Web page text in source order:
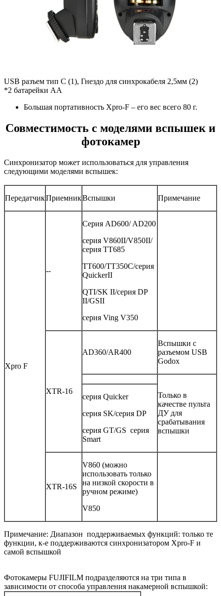
USB разъем тип C (1), Гнездо для синхрокабеля 2,5мм (2)
*2 батарейки АА
Большая портативность Xpro-F – его вес всего 80 г.
Совместимость с моделями вспышек и
фотокамер
Синхронизатор может использоваться для управления
следующими моделями вспышек:
ПередатчикПриемникВспышки Примечание
Xpro F
--
Серия AD600/ AD200
серия V860II/V850II/
серия TT685
TT600/TT350C/серия
QuickerII
QTI/SK II/серия DP
II/GSII
серия Ving V350
XTR-16
AD360/AR400
Вспышки с
разъемом USB
Godox
Только в
качестве пульта
ДУ для
срабатывания
вспышки
серия Quicker
серия SK/серия DP
серия GT/GS серия
Smart
XTR-16S
V860 (можно
использовать только
на низкой скорости в
ручном режиме)
V850
Примечание: Диапазон поддерживаемых функций: только те
функции, к-е поддерживаются синхронизатором Xpro-F и
самой вспышкой
Фотокамеры FUJIFILM подразделяются на три типа в
зависимости от способа управления накамерной вспышкой: